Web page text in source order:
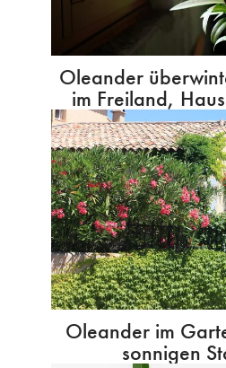
Oleander
im Freiland,
Oleander im
sonnigen